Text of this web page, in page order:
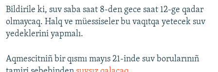
RFE/RS bütün saytları
Bildirile ki, suv saba saat 8-den gece saat 12-ge qadar
olmaycaq. Halq ve müessiseler bu vaqıtqa yetecek suv
yedeklerini yapmalı.
Aqmescitniñ bir qısmı mayıs 21-inde suv borularınıñ